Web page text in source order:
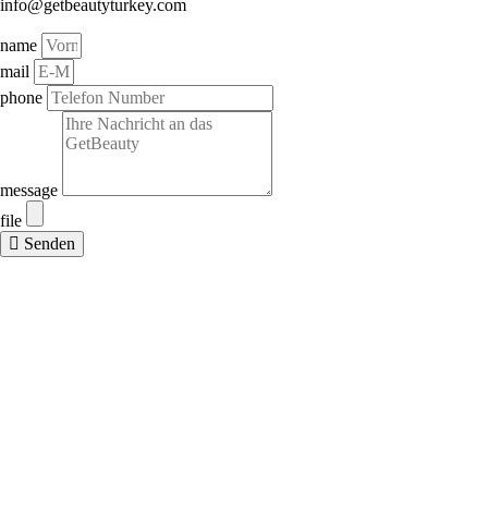
info@getbeautyturkey.com
name
mail
phone
message
file
Senden